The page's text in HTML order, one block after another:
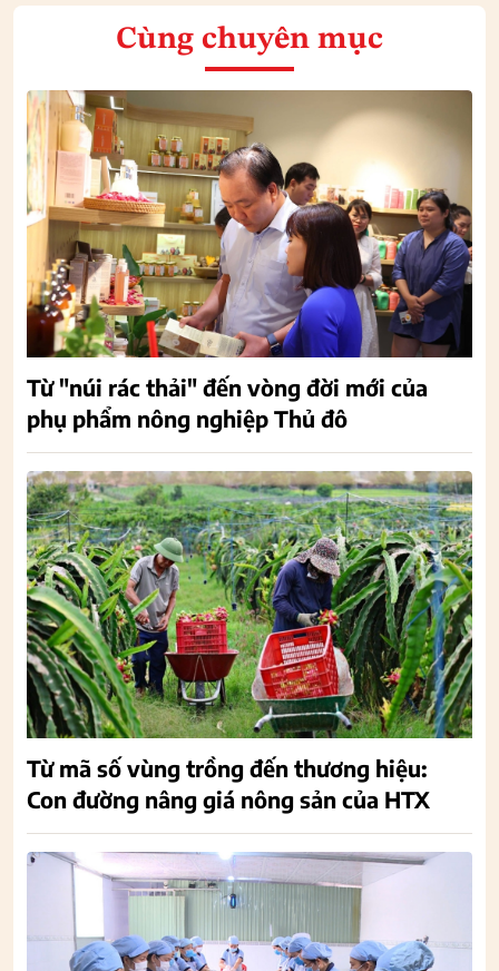
Cùng chuyên mục
Từ "núi rác thải" đến vòng đời mới của
phụ phẩm nông nghiệp Thủ đô
Từ mã số vùng trồng đến thương hiệu:
Con đường nâng giá nông sản của HTX